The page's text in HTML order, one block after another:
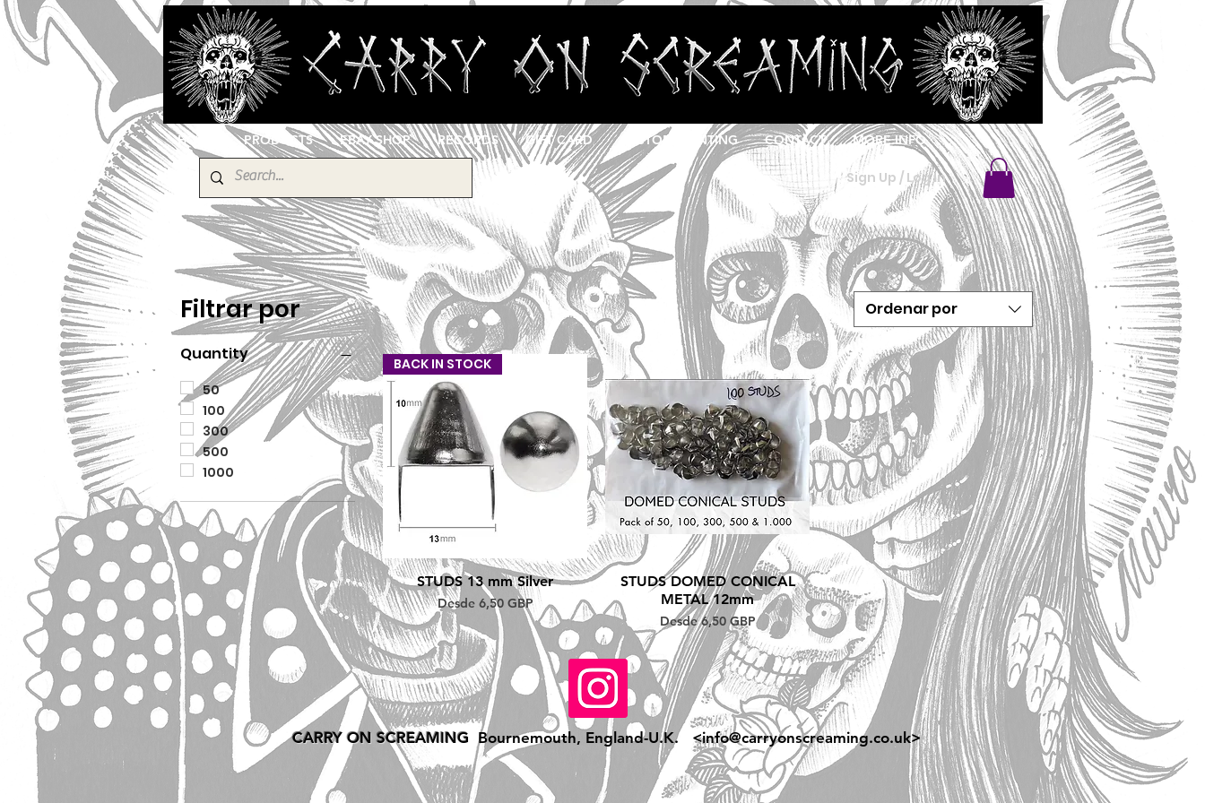
HOME PRODUCTS EBAY SHOP RECORDS GIFT CARD CUSTOM PRINTING CONTACT MORE INFO
Sign Up / Log In
Filtrar por
Quantity
50
100
300
500
1000
Ordenar por
Vista rápida
BACK IN STOCK
STUDS 13 mm Silver
Desde 6,50 GBP
Precio de oferta
Vista rápida
STUDS DOMED CONICAL
METAL 12mm
Desde6,50 GBP
Precio de oferta
CARRY ON SCREAMING Bournemouth, England-U.K. <info@carryonscreaming.co.uk>